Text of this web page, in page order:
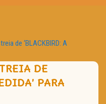
de ‘BLACKBIRD: A
DE
PARA